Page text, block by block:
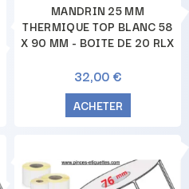
MANDRIN 25 MM
THERMIQUE TOP BLANC 58
X 90 MM - BOITE DE 20 RLX
32,00 €
ACHETER